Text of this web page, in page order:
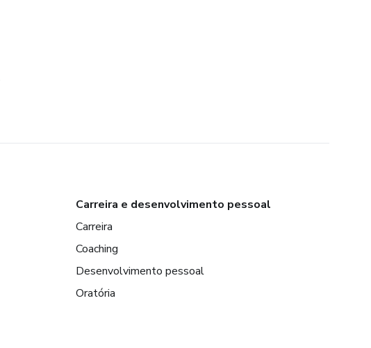
Carreira e desenvolvimento pessoal
Carreira
Coaching
Desenvolvimento pessoal
Oratória